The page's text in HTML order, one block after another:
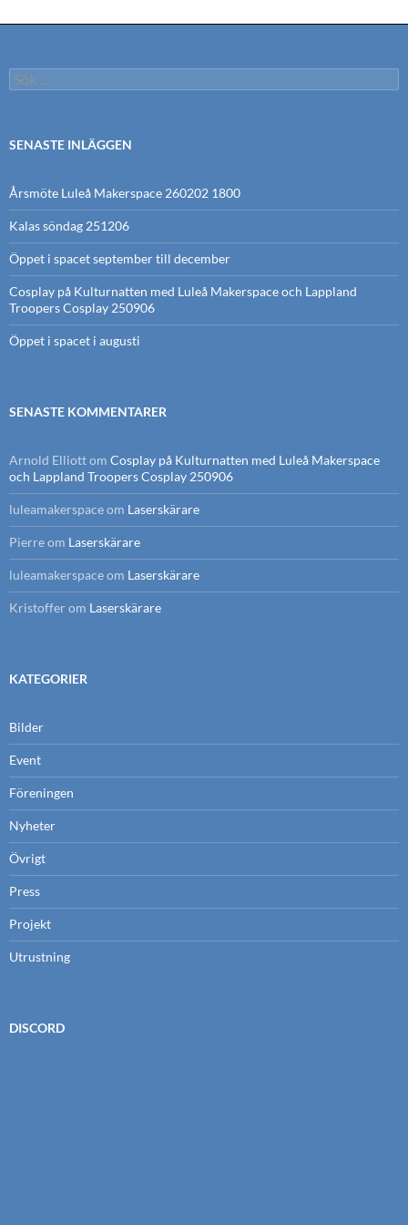
Sök
efter:
SENASTE INLÄGGEN
Årsmöte Luleå Makerspace 260202 1800
Kalas söndag 251206
Öppet i spacet september till december
Cosplay på Kulturnatten med Luleå Makerspace och Lappland
Troopers Cosplay 250906
Öppet i spacet i augusti
SENASTE KOMMENTARER
Arnold Elliottom Cosplay på Kulturnatten med Luleå Makerspace
och Lappland Troopers Cosplay 250906
luleamakerspaceom Laserskärare
Pierreom Laserskärare
luleamakerspaceom Laserskärare
Kristoffer om Laserskärare
KATEGORIER
Bilder
Event
Föreningen
Nyheter
Övrigt
Press
Projekt
Utrustning
DISCORD